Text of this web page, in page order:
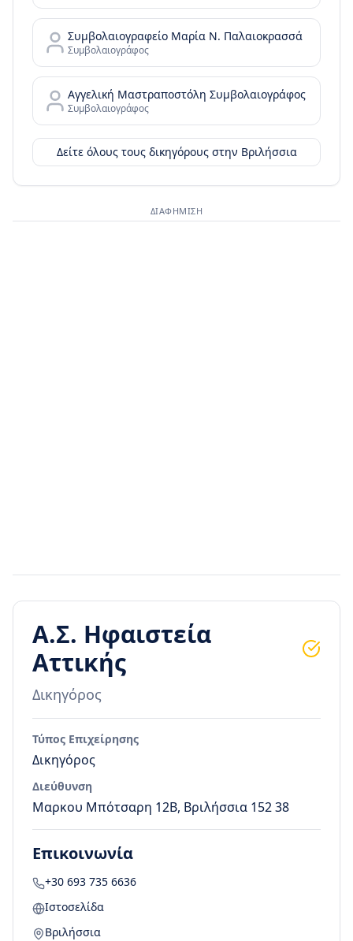
Συμβολαιογραφείο Μαρία Ν. Παλαιοκρασσά
Συμβολαιογράφος
Αγγελική Μαστραποστόλη Συμβολαιογράφος
Συμβολαιογράφος
Δείτε όλους τους δικηγόρους στην Βριλήσσια
ΔΙΑΦΉΜΙΣΗ
Α.Σ. Ηφαιστεία
Αττικής
Δικηγόρος
Τύπος Επιχείρησης
Δικηγόρος
Διεύθυνση
Μαρκου Μπότσαρη 12B, Βριλήσσια 152 38
Επικοινωνία
+30 693 735 6636
Ιστοσελίδα
Βριλήσσια